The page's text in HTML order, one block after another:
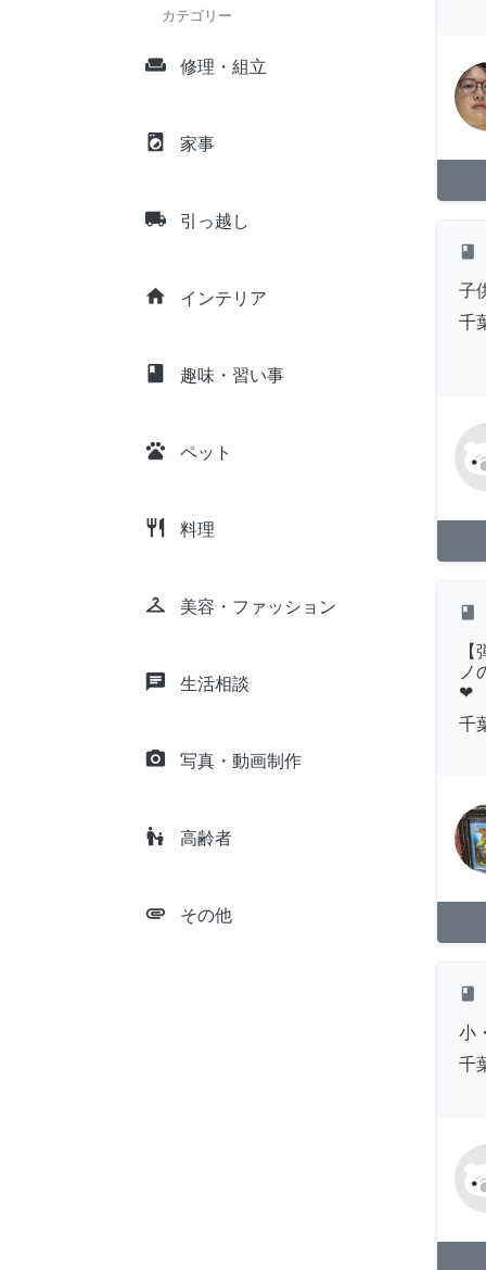
カテゴリー
weekend 修理・組立
local_laundry_service 家事
local_shipping 引っ越し
home インテリア
class 趣味・習い事
pets ペット
restaurant 料理
checkroom 美容・ファッション
chat 生活相談
camera_alt 写真・動画制作
escalator_warning 高齢者
attachment その他
class
子
千
class
ノ
❤
千
class
小
千